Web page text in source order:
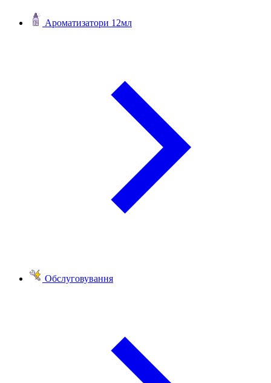
Ароматизатори 12мл
Обслуговування